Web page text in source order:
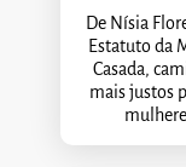
De Nísia
Estatuto da
Casada,
mais justos